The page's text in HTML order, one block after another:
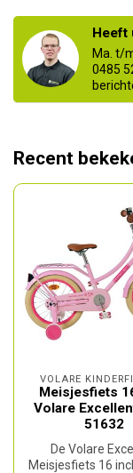
Heeft
Ma. t/
0485
Recent
VOLARE
Meisjesfiets
Volare
51632
De Volare
Meisjesfiets 16